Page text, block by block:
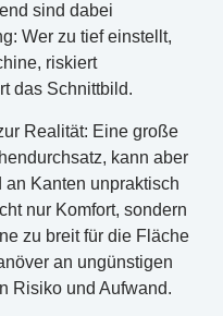
sind dabei
Wer zu tief einstellt,
riskiert
das Schnittbild.
Realität: Eine große
kann aber
Kanten unpraktisch
nur Komfort, sondern
zu breit für die Fläche
an ungünstigen
Risiko und Aufwand.